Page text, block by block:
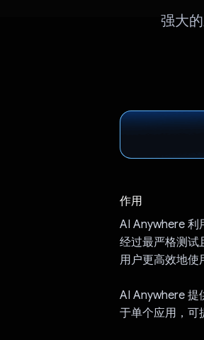
强大
作用
AI Anywhere 利
经过最严格测试
用户更高效地使
AI Anywhere 提
于单个应用，可